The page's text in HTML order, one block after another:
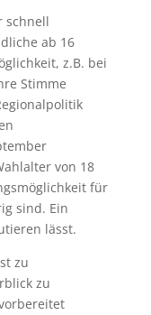
schnell
ab 16
z.B. bei
Stimme
von 18
für
sind. Ein
lässt.
zu
zu